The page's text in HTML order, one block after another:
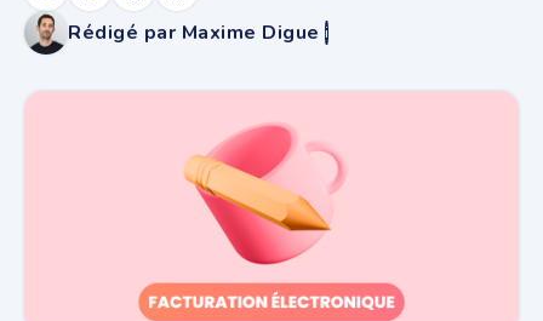
Rédigé par Maxime Digue i